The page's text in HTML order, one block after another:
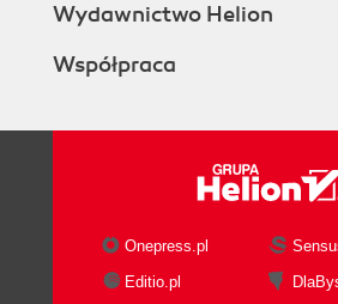
Wydawnictwo Helion
Współpraca
Onepress.pl
Editio.pl